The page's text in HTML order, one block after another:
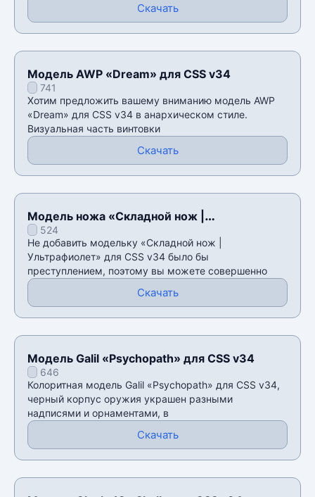
Скачать
Модель AWP «Dream» для CSS v34
741
Хотим предложить вашему вниманию модель AWP
«Dream» для CSS v34 в анархическом стиле.
Визуальная часть винтовки
Скачать
Модель ножа «Складной нож |
Ультрафиолет» для CSS v34
524
Не добавить модельку «Складной нож |
Ультрафиолет» для CSS v34 было бы
преступлением, поэтому вы можете совершенно
Скачать
Модель Galil «Psychopath» для CSS v34
646
Колоритная модель Galil «Psychopath» для CSS v34,
черный корпус оружия украшен разными
надписями и орнаментами, в
Скачать